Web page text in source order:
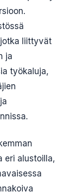
liittyvät
ja
työkaluja,
eri alustoilla,